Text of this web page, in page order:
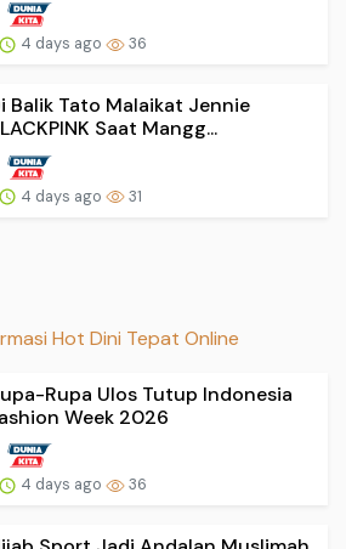
4 days ago 36
Balik Tato Malaikat Jennie
Saat Mangg...
4 days ago 31
Hot Dini Tepat Online
Rupa Ulos Tutup Indonesia
Week 2026
4 days ago 36